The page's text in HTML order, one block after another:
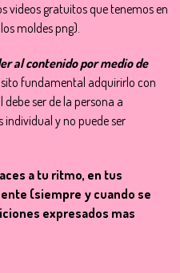
videos gratuitos que tenemos en
moldes png).
al contenido por medio de
fundamental adquirirlo con
ser de la persona a
individual y no puede ser
a tu ritmo, en tus
(siempre y cuando se
expresados mas